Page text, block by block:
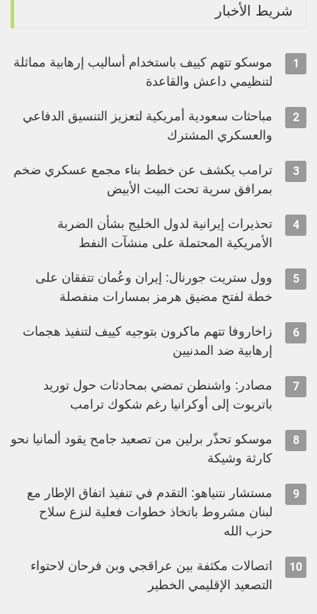
شريط الأخبار
1
موسكو تتهم كييف باستخدام أساليب إرهابية مماثلة
لتنظيمي داعش والقاعدة
2
مباحثات سعودية أمريكية لتعزيز التنسيق الدفاعي
والعسكري المشترك
3
ترامب يكشف عن خطط بناء مجمع عسكري ضخم
بمرافق سرية تحت البيت الأبيض
4
تحذيرات إيرانية لدول الخليج بشأن الضربة
الأمريكية المحتملة على منشآت النفط
5
وول ستريت جورنال: إيران وعُمان تتفقان على
خطة لفتح مضيق هرمز بمسارات منفصلة
6
زاخاروفا تتهم ماكرون بتوجيه كييف لتنفيذ هجمات
إرهابية ضد المدنيين
7
مصادر: واشنطن تمضي بمحادثات حول توريد
باتريوت إلى أوكرانيا رغم شكوك ترامب
8
موسكو تحذّر برلين من تصعيد جامح يقود ألمانيا نحو
كارثة وشيكة
9
مستشار نتنياهو: التقدم في تنفيذ اتفاق الإطار مع
لبنان مشروط باتخاذ خطوات فعلية لنزع سلاح
حزب الله
10
اتصالات مكثفة بين عراقجي وبن فرحان لاحتواء
التصعيد الإقليمي الخطير